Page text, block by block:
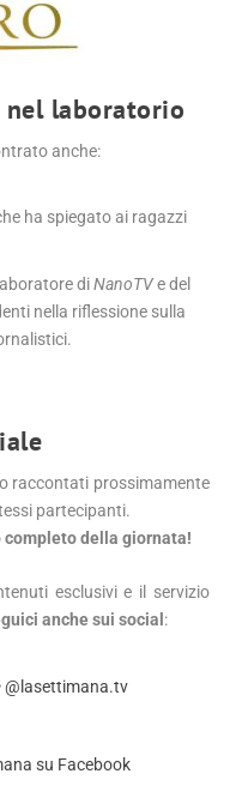
laboratorio
anche:
ha spiegato ai ragazzi
diNanoTVe del
nella riflessione sulla
raccontati prossimamente
partecipanti.
della giornata!
esclusivi e il servizio
anche sui social :
@lasettimana.tv
su Facebook